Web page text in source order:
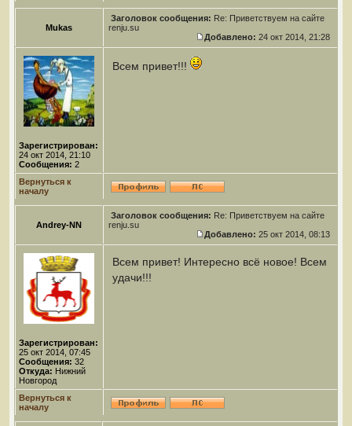
Mukas
Заголовок сообщения: Re: Приветствуем на сайте
renju.su
Добавлено: 24 окт 2014, 21:28
Зарегистрирован:
24 окт 2014, 21:10
Сообщения: 2
Всем привет!!!
Вернуться к
началу
Andrey-NN
Заголовок сообщения: Re: Приветствуем на сайте
renju.su
Добавлено: 25 окт 2014, 08:13
Зарегистрирован:
25 окт 2014, 07:45
Сообщения: 32
Откуда: Нижний
Новгород
Всем привет! Интересно всё новое! Всем
удачи!!!
Вернуться к
началу